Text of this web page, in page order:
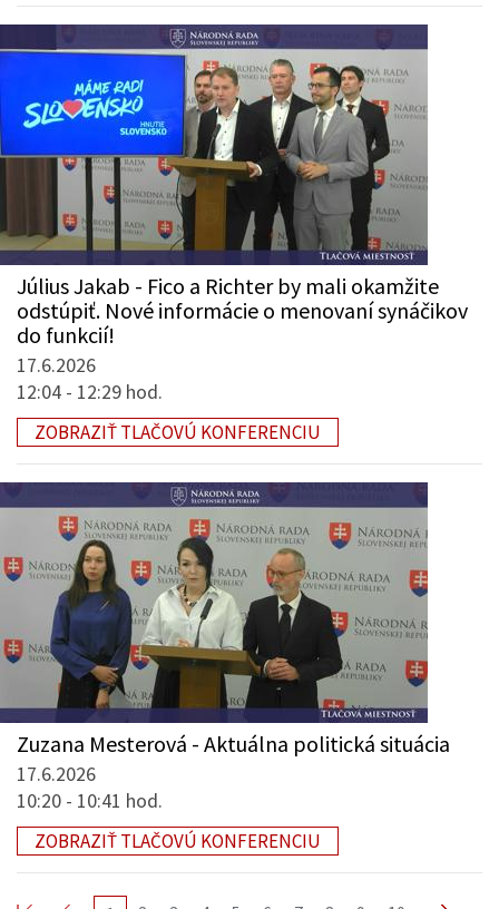
Július Jakab - Fico a Richter by mali okamžite
odstúpiť. Nové informácie o menovaní synáčikov
do funkcií!
17.6.2026
12:04 - 12:29 hod.
ZOBRAZIŤ TLAČOVÚ KONFERENCIU
Zuzana Mesterová - Aktuálna politická situácia
17.6.2026
10:20 - 10:41 hod.
ZOBRAZIŤ TLAČOVÚ KONFERENCIU